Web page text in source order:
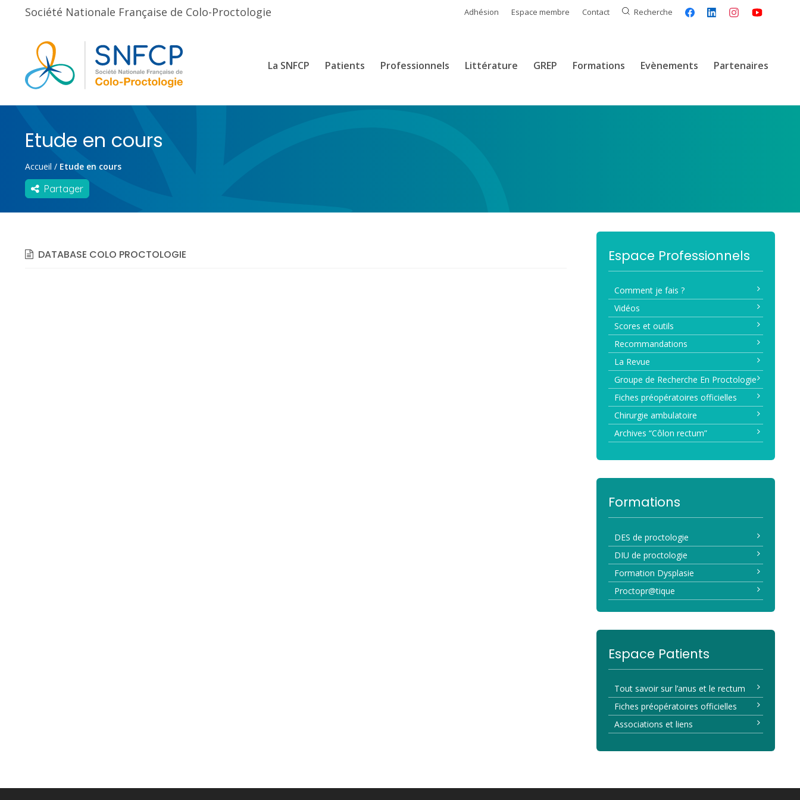
Société Nationale Française de Colo-Proctologie Adhésion Espace membre Contact Recherche
La SNFCP Patients Professionnels Littérature GREP Formations Evènements Partenaires
Etude en cours
Accueil / Etude en cours
Partager
DATABASE COLO PROCTOLOGIE Espace Professionnels
Comment je fais ?
Vidéos
Scores et outils
Recommandations
La Revue
Groupe de Recherche En Proctologie
Fiches préopératoires officielles
Chirurgie ambulatoire
Archives “Côlon rectum”
Formations
DES de proctologie
DIU de proctologie
Formation Dysplasie
Proctopr@tique
Espace Patients
Tout savoir sur l’anus et le rectum
Fiches préopératoires officielles
Associations et liens